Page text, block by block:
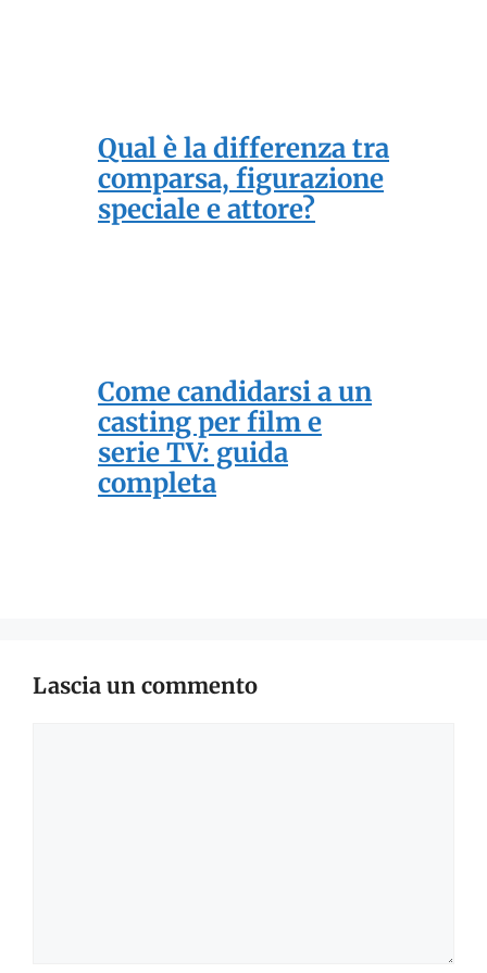
Qual è la differenza tra
comparsa, figurazione
speciale e attore?
Come candidarsi a un
casting per film e
serie TV: guida
completa
Lascia un commento